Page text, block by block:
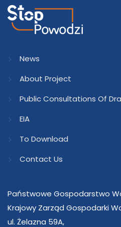
News
About Project
Public Consultations Of
EIA
To Download
Contact Us
Państwowe Gospodarstwo
Krajowy Zarząd Gospodarki
ul. Żelazna 59A,